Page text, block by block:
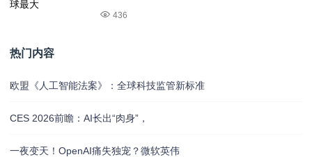
436
热门内容
欧盟《人工智能法案》：全球科技监管新标准
CES 2026前瞻：AI长出“肉身”，
一夜变天！OpenAI痛失独宠？微软英伟